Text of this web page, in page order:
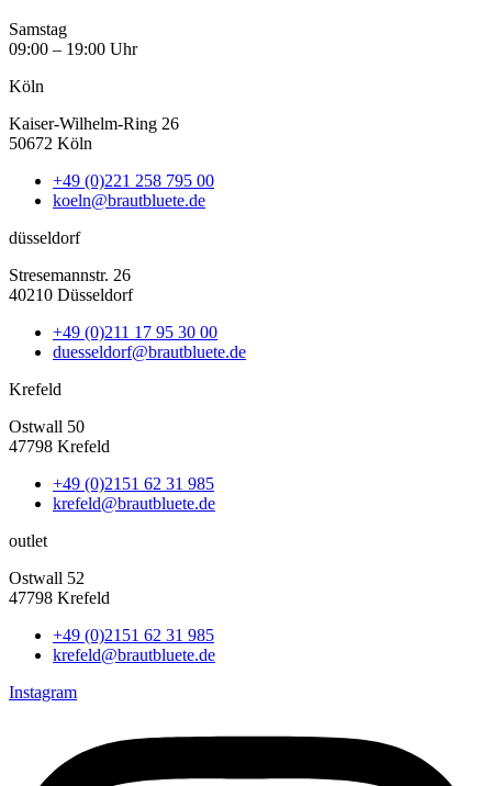
Samstag
09:00 – 19:00 Uhr
Köln
Kaiser-Wilhelm-Ring 26
50672 Köln
+49 (0)221 258 795 00
koeln@brautbluete.de
düsseldorf
Stresemannstr. 26
40210 Düsseldorf
+49 (0)211 17 95 30 00
duesseldorf@brautbluete.de
Krefeld
Ostwall 50
47798 Krefeld
+49 (0)2151 62 31 985
krefeld@brautbluete.de
outlet
Ostwall 52
47798 Krefeld
+49 (0)2151 62 31 985
krefeld@brautbluete.de
Instagram